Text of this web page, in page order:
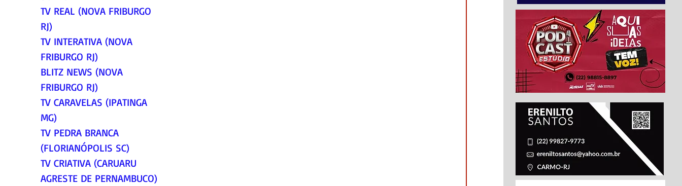
TV REAL (NOVA FRIBURGO
RJ)
TV INTERATIVA (NOVA
FRIBURGO RJ)
BLITZ NEWS (NOVA
FRIBURGO RJ)
TV CARAVELAS (IPATINGA
MG)
TV PEDRA BRANCA
(FLORIANÓPOLIS SC)
TV CRIATIVA (CARUARU
AGRESTE DE PERNAMBUCO)